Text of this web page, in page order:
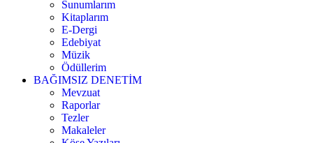
Sunumlarım
Kitaplarım
E-Dergi
Edebiyat
Müzik
Ödüllerim
BAĞIMSIZ DENETİM
Mevzuat
Raporlar
Tezler
Makaleler